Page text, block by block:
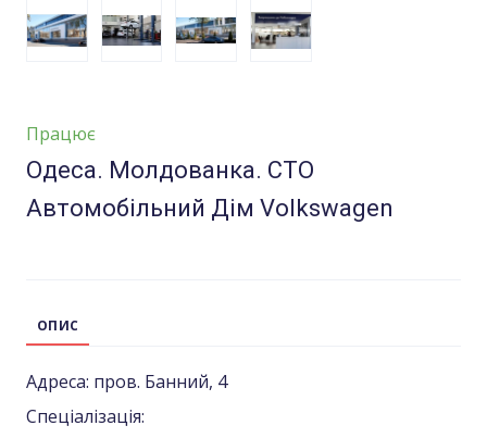
Працює
Одеса. Молдованка. СТО
Автомобільний Дім Volkswagen
ОПИС
Адреса: пров. Банний, 4
Спеціалізація: